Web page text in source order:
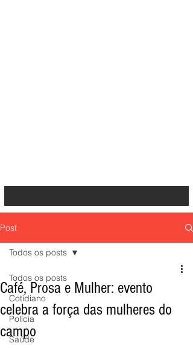
Post
Todos os posts
Cotidiano
Polícia
Saúde
Todos os posts
Café, Prosa e Mulher: evento
celebra a força das mulheres do
campo